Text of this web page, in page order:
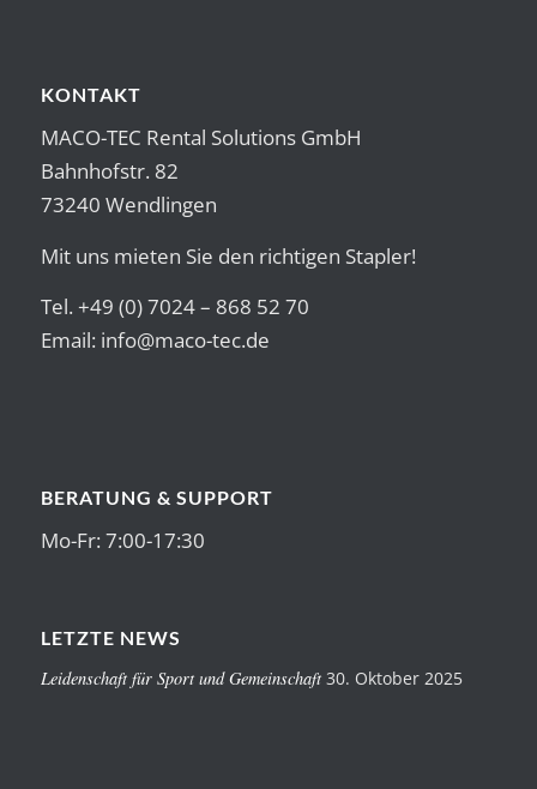
KONTAKT
MACO-TEC Rental Solutions GmbH
Bahnhofstr. 82
73240 Wendlingen
Mit uns mieten Sie den richtigen Stapler!
Tel. +49 (0) 7024 – 868 52 70
Email: info@maco-tec.de
BERATUNG & SUPPORT
Mo-Fr: 7:00-17:30
LETZTE NEWS
Leidenschaft für Sport und Gemeinschaft 30. Oktober 2025